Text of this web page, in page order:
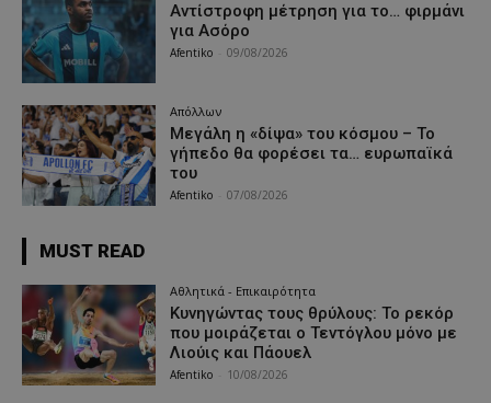
Αντίστροφη μέτρηση για το… φιρμάνι
για Ασόρο
Afentiko 09/08/2026
Απόλλων
Μεγάλη η «δίψα» του κόσμου – Το
γήπεδο θα φορέσει τα… ευρωπαϊκά
του
Afentiko 07/08/2026
MUST READ
Αθλητικά - Επικαιρότητα
Κυνηγώντας τους θρύλους: Το ρεκόρ
που μοιράζεται ο Τεντόγλου μόνο με
Λιούις και Πάουελ
Afentiko 10/08/2026